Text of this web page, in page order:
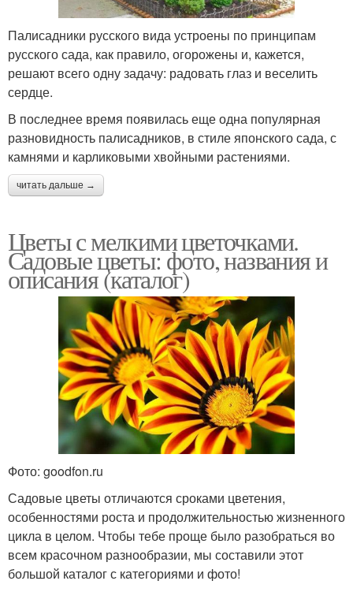
Палисадники русского вида устроены по принципам
русского сада, как правило, огорожены и, кажется,
решают всего одну задачу: радовать глаз и веселить
сердце.
В последнее время появилась еще одна популярная
разновидность палисадников, в стиле японского сада, с
камнями и карликовыми хвойными растениями.
читать дальше →
Цветы с мелкими цветочками.
Садовые цветы: фото, названия и
описания (каталог)
Фото: goodfon.ru
Садовые цветы отличаются сроками цветения,
особенностями роста и продолжительностью жизненного
цикла в целом. Чтобы тебе проще было разобраться во
всем красочном разнообразии, мы составили этот
большой каталог с категориями и фото!